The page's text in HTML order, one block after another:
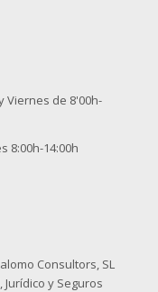
Viernes de 8'00h-
8:00h-14:00h
Consultors, SL
y Seguros